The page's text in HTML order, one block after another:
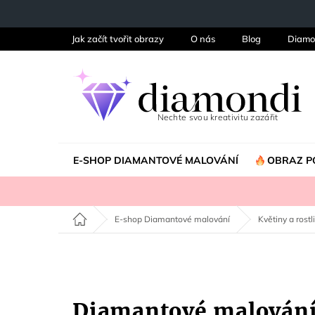
Jak začít tvořit obrazy O nás Blog
E-SHOP DIAMANTOVÉ MALOVÁNÍ OBRAZ
Domů E-shop Diamantové malování Květiny a